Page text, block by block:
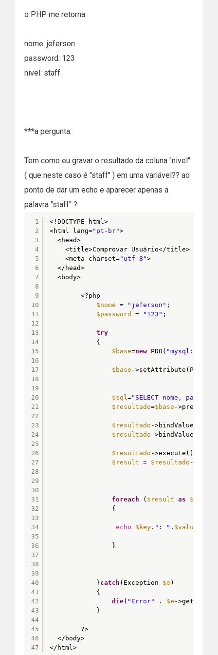
o PHP me retorna:
nome: jeferson
password: 123
nivel: staff
***a pergunta:
Tem como eu gravar o resultado da coluna "nivel"
( que neste caso é "staff" ) em uma variável?? ao
ponto de dar um echo e aparecer apenas a
palavra "staff" ?
1
2
3
4
5
6
7
8
9
10
11
12
13
14
15
16
17
18
19
20
21
22
23
24
25
26
27
28
29
30
31
32
33
34
35
36
37
38
39
40
41
42
43
44
45
46
47
<!DOCTYPE html>﻿
<html lang="pt-br">
<head>
<title>Comprovar Usuári﻿o</title>
<meta charset="utf-8">
</head>
<body>
<?php﻿
$nome = "jeferson" ;
$password
= "123" ;
try
{﻿
$base=new PDO(
$base -
$sql="SELECT nome,
$resultado=$base ->prepare(
$resultado ->bindValue(
$resultado ->bindValue(
$resultado ->execute();
$result = $resultado -
foreach ( $result as $key
{
echo $key . ": " . $value
}
}catch (Exception $e )
{
die( "Error" . $e -
}
?>
</body>
</html>